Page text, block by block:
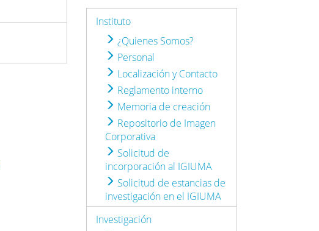
Instituto
¿Quienes Somos?
Personal
Localización y Contacto
Reglamento interno
Memoria de creación
Repositorio de Imagen
Corporativa
Solicitud de
incorporación al IGIUMA
Solicitud de estancias de
investigación en el IGIUMA
Investigación